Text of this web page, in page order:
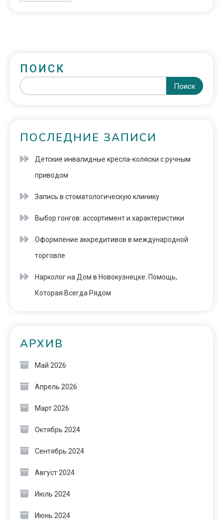
ПОИСК
Поиск
ПОСЛЕДНИЕ ЗАПИСИ
Детские инвалидные кресла-коляски с ручным
приводом
Запись в стоматологическую клинику
Выбор гонгов: ассортимент и характеристики
Оформление аккредитивов в международной
торговле
Нарколог на Дом в Новокузнецке: Помощь,
Которая Всегда Рядом
АРХИВ
Май 2026
Апрель 2026
Март 2026
Октябрь 2024
Сентябрь 2024
Август 2024
Июль 2024
Июнь 2024